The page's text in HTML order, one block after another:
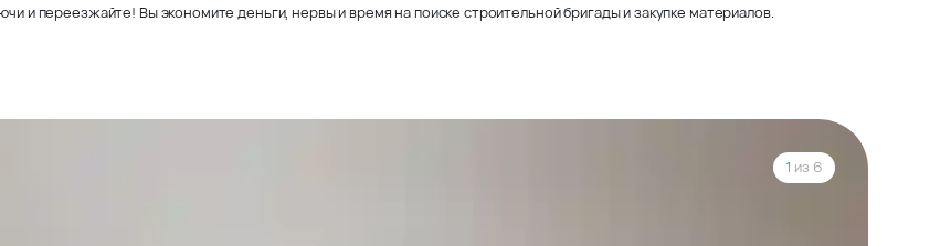
и переезжайте! Вы экономите деньги, нервы и время на поиске строительной бригады и закупке материалов.
1 из 6